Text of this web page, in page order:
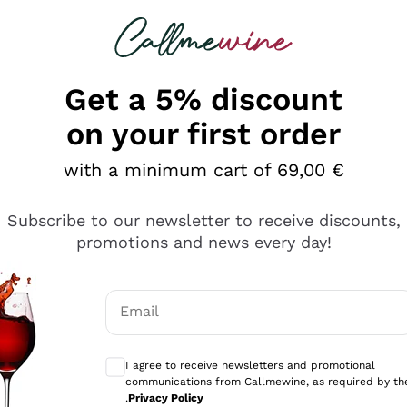
looking for
è male ma secondo me ci sono alternative che
Get a 5% discount
on your first order
with a minimum cart of 69,00 €
Subscribe to our newsletter to receive discounts,
promotions and news every day!
Email
I agree to receive newsletters and promotional
communications from Callmewine, as required by
.Privacy Policy